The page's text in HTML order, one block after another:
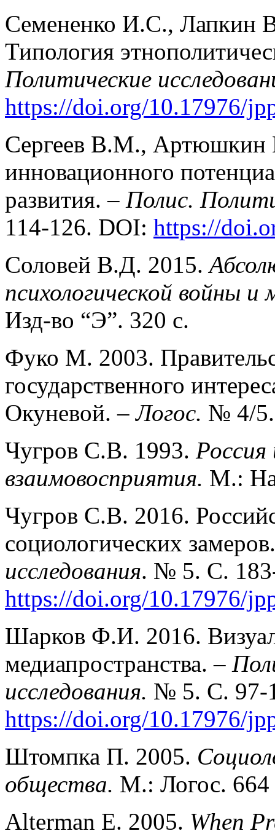
Семененко И.С., Лапкин
Типология
Политические
https://doi.org/10.17976/
Сергеев В.М., Артюшкин
инновационного
развития. – Полис.
114-126. DOI: https://
Соловей В.Д. 2015.
психологической войны
Изд-во “Э”. 320 с.
Фуко М. 2003.
государственного
Окуневой. –Логос. № 4/
Чугров С.В. 1993.
взаимовосприятия. М.:
Чугров С.В. 2016.
социологических
исследования. № 5. С.
https://doi.org/10.17976/
Шарков Ф.И. 2016.
медиапространства. –
исследования. № 5. С. 97-
https://doi.org/10.17976/
Штомпка П. 2005.
общества. М.: Логос. 664
Alterman E. 2005. When